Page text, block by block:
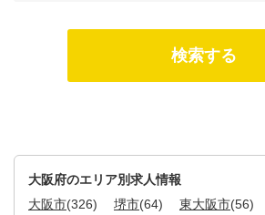
大阪府のエリア別求人情報
大阪市(326) 堺市(64) 東大阪市(56)